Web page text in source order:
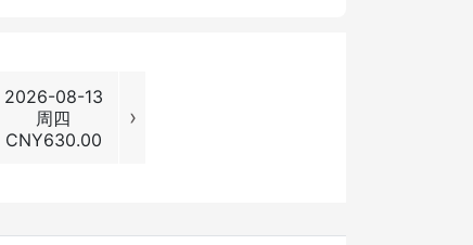
2026-08-13
周四
CNY630.00
›